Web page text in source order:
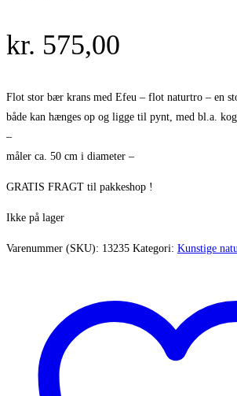
kr. 575,00
Flot stor bær krans med Efeu – flot naturtro – en
både kan hænges op og ligge til pynt, med bl.a.
–
måler ca. 50 cm i diameter –
GRATIS FRAGT til pakkeshop !
Ikke på lager
Varenummer (SKU): 13235 Kategori: Kunstige